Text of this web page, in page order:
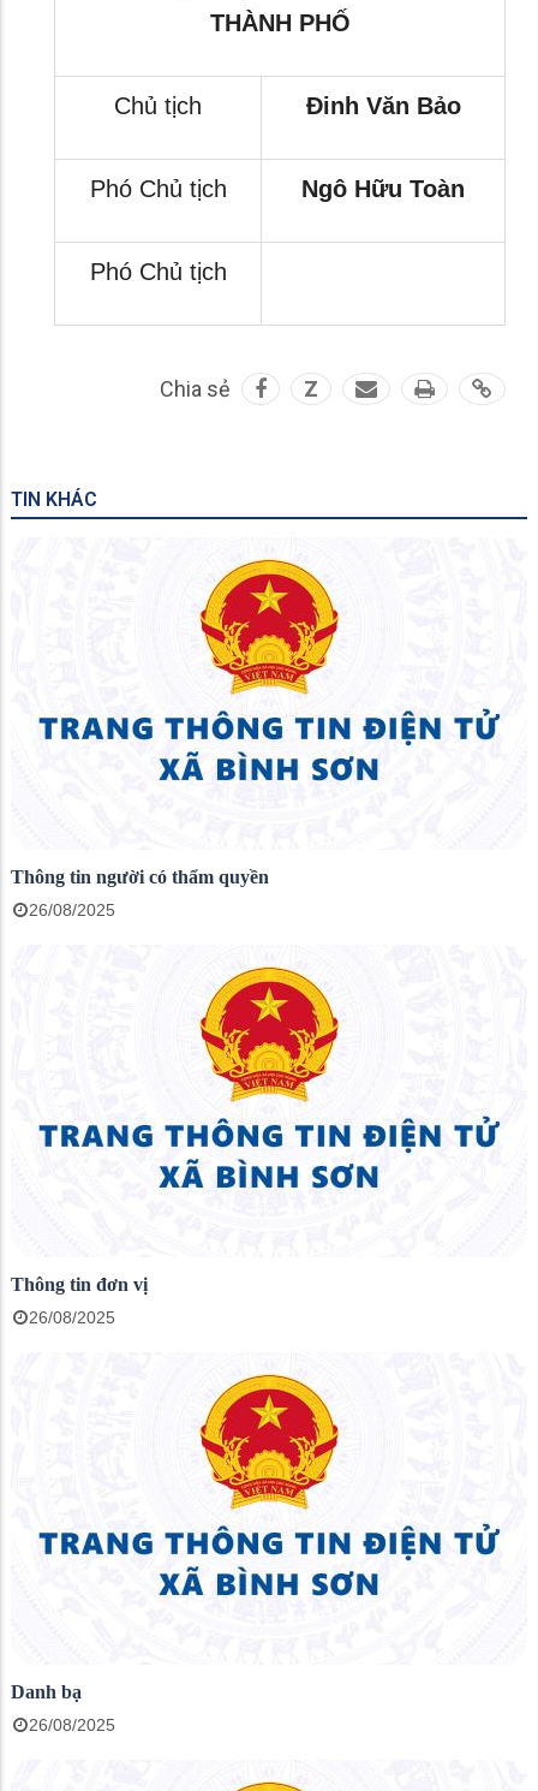
THÀNH PHỐ
Chủ tịch Đinh Văn Bảo
Phó Chủ tịch Ngô Hữu Toàn
Phó Chủ tịch
Chia sẻ Z
TIN KHÁC
Thông tin người có thẩm quyền
26/08/2025
Thông tin đơn vị
26/08/2025
Danh bạ
26/08/2025